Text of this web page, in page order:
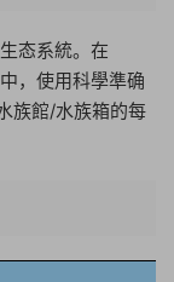
态系統。在
，使用科學準确
族館/水族箱的每